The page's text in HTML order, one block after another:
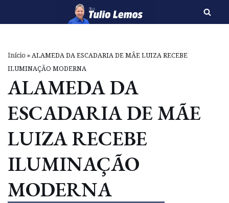
o
conteúdo
Início»ALAMEDA DA ESCADARIA DE MÃE LUIZA RECEBE
ILUMINAÇÃO MODERNA
ALAMEDA DA
ESCADARIA DE MÃE
LUIZA RECEBE
ILUMINAÇÃO
MODERNA